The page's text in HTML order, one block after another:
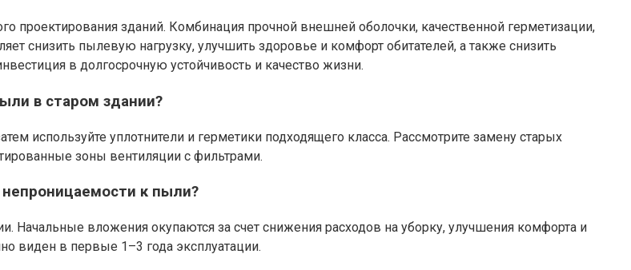
проектирования зданий. Комбинация прочной внешней оболочки, качественной герметизации,
снизить пылевую нагрузку, улучшить здоровье и комфорт обитателей, а также снизить
в долгосрочную устойчивость и качество жизни.
в старом здании?
используйте уплотнители и герметики подходящего класса. Рассмотрите замену старых
зоны вентиляции с фильтрами.
к пыли?
Начальные вложения окупаются за счет снижения расходов на уборку, улучшения комфорта и
виден в первые 1–3 года эксплуатации.